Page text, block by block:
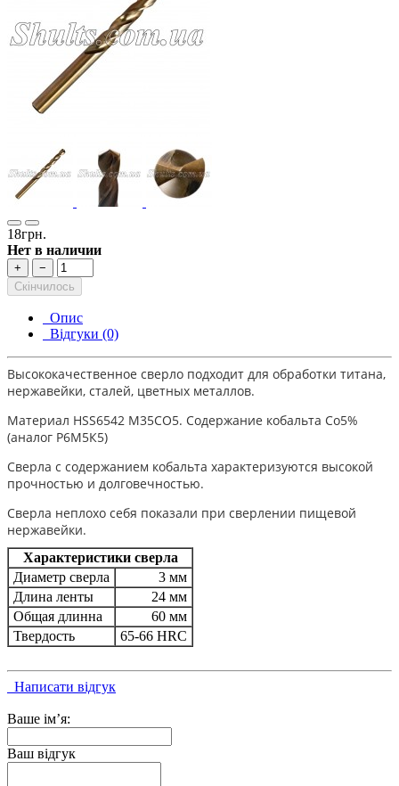
18грн.
Нет в наличии
+
−
Скінчилось
Опис
Відгуки (0)
Высококачественное сверло подходит для обработки титана,
нержавейки, сталей, цветных металлов.
Материал HSS6542 M35CO5. Содержание кобальта Co5%
(аналог Р6М5К5)
Сверла с содержанием кобальта характеризуются высокой
прочностью и долговечностью.
Сверла неплохо себя показали при сверлении пищевой
нержавейки.
Характеристики сверла
Диаметр сверла
3 мм
Длина ленты
24 мм
Общая длинна
60 мм
Твердость
65-66 HRC
Написати відгук
Ваше ім’я:
Ваш відгук